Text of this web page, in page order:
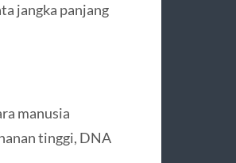
jangka panjang
manusia
tinggi, DNA